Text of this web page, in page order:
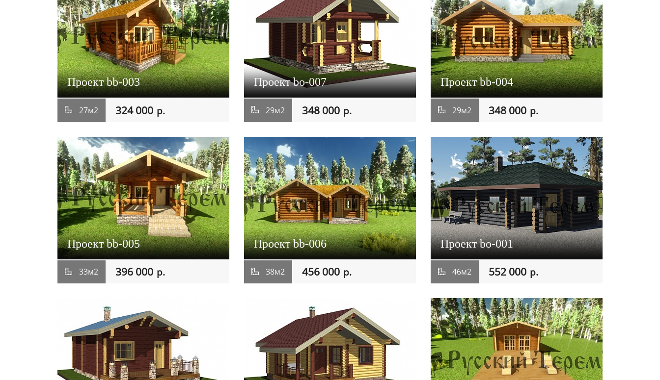
Проект bb-003
27м2 324 000 р.
Проект bo-007
29м2 348 000 р.
Проект bb-004
29м2 348 000 р.
Проект bb-005
33м2 396 000 р.
Проект bb-006
38м2 456 000 р.
Проект bo-001
46м2 552 000 р.